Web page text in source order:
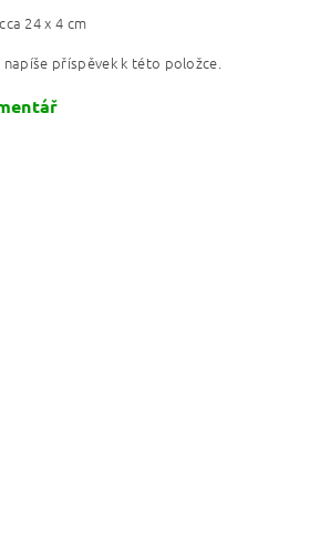
24 x 4 cm
příspěvek k této položce.